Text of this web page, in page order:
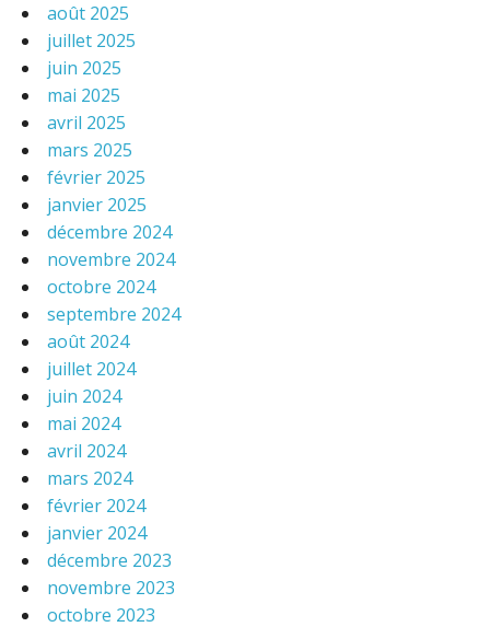
août 2025
juillet 2025
juin 2025
mai 2025
avril 2025
mars 2025
février 2025
janvier 2025
décembre 2024
novembre 2024
octobre 2024
septembre 2024
août 2024
juillet 2024
juin 2024
mai 2024
avril 2024
mars 2024
février 2024
janvier 2024
décembre 2023
novembre 2023
octobre 2023